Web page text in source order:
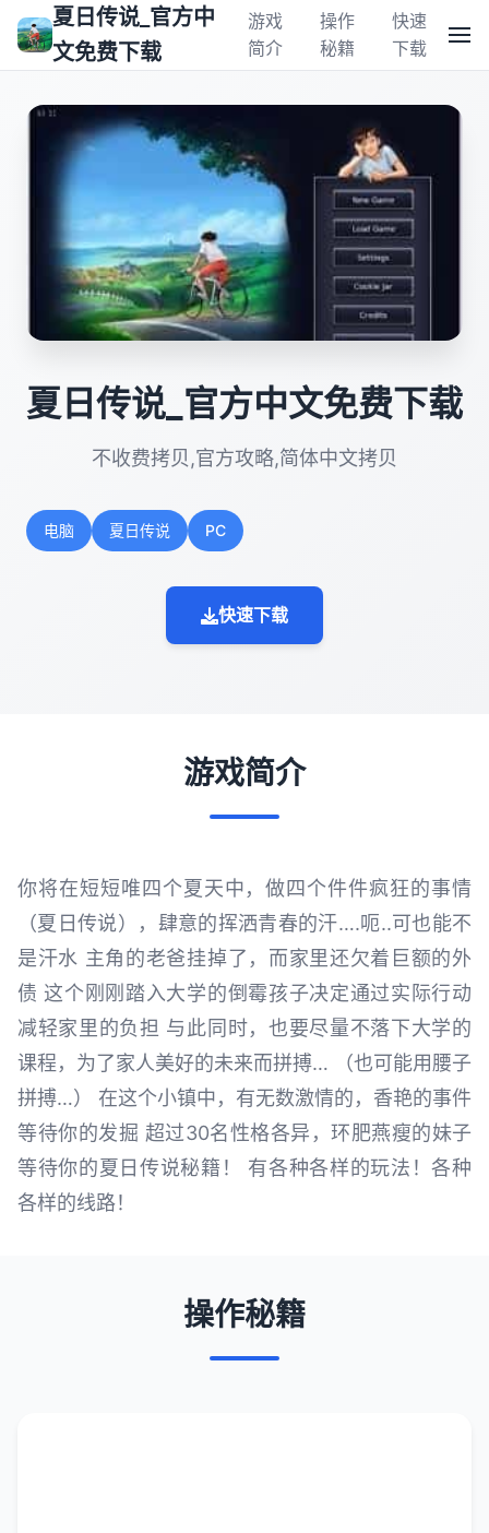
夏日传说_官方中
文免费下载
游戏
简介
操作
秘籍
快速
下载
夏日传说_官方中文免费下载
不收费拷贝,官方攻略,简体中文拷贝
电脑 夏日传说 PC
快速下载
游戏简介
你将在短短唯四个夏天中，做四个件件疯狂的事情
（夏日传说），肆意的挥洒青春的汗….呃..可也能不
是汗水 主角的老爸挂掉了，而家里还欠着巨额的外
债 这个刚刚踏入大学的倒霉孩子决定通过实际行动
减轻家里的负担 与此同时，也要尽量不落下大学的
课程，为了家人美好的未来而拼搏… （也可能用腰子
拼搏…） 在这个小镇中，有无数激情的，香艳的事件
等待你的发掘 超过30名性格各异，环肥燕瘦的妹子
等待你的夏日传说秘籍！ 有各种各样的玩法！各种
各样的线路！
操作秘籍